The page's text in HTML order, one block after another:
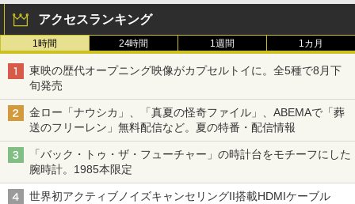
アクセスランキング
1時間 24時間 1週間 1カ月
東映の歴代オープニング映像がカプセルトイに。全5種で8月下
旬発売
金ロー「ナウシカ」、「真夏の怪奇ファイル」、ABEMAで「葬
送のフリーレン」無料配信など。夏の特番・配信情報
「バック・トゥ・ザ・フューチャー」の時計台をモチーフにした
腕時計。1985本限定
世界初アクティブノイズキャンセリングII搭載HDMIケーブル